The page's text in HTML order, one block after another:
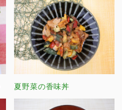
夏野菜の香味丼